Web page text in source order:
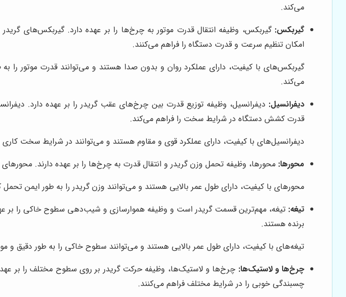
می‌کند.
گیربکس: گیربکس، وظیفه انتقال قدرت موتور به چرخ‌ها را بر عهده دارد. گیربکس‌های
امکان تنظیم سرعت و قدرت دستگاه را فراهم می‌کنند.
گیربکس‌های با کیفیت، دارای عملکرد روان و بدون صدا هستند و می‌توانند قدرت موتور
می‌کند.
دیفرانسیل: دیفرانسیل، وظیفه توزیع قدرت بین چرخ‌های عقب گریدر را بر عهده دارد.
قدرت کشش دستگاه در شرایط سخت را فراهم می‌کند.
دیفرانسیل‌های با کیفیت، دارای عملکرد قوی و مقاوم هستند و می‌توانند در شرایط سخت
محورها: محورها، وظیفه تحمل وزن گریدر و انتقال قدرت به چرخ‌ها را بر عهده دارند.
محورهای با کیفیت، دارای طول عمر بالایی هستند و می‌توانند وزن گریدر را به طور ایمن
تیغه: تیغه، مهم‌ترین قسمت گریدر است و وظیفه هموارسازی و شیب‌دهی سطوح خاکی را بر
برنده هستند.
تیغه‌های با کیفیت، دارای طول عمر بالایی هستند و می‌توانند سطوح خاکی را به طور دقیق و
چرخ‌ها و لاستیک‌ها: چرخ‌ها و لاستیک‌ها، وظیفه حرکت گریدر بر روی سطوح مختلف را بر
چسبندگی خوبی را در شرایط مختلف فراهم می‌کنند.